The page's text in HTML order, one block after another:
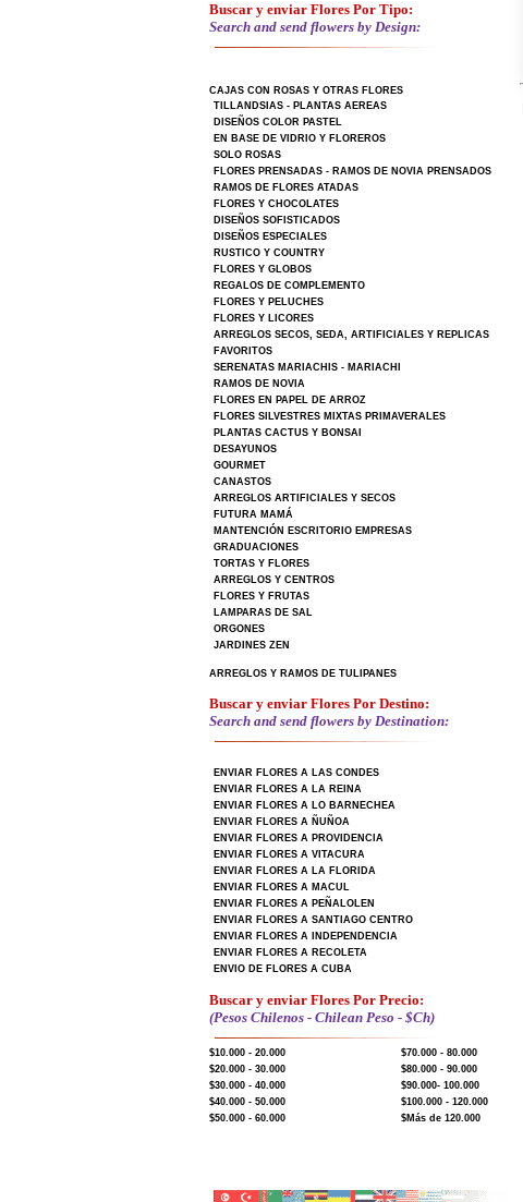
Buscar y enviar Flores Por Tipo:
Search and send flowers by Design:
CAJAS CON ROSAS Y OTRAS FLORES
TILLANDSIAS - PLANTAS AEREAS
DISEÑOS COLOR PASTEL
EN BASE DE VIDRIO Y FLOREROS
SOLO ROSAS
FLORES PRENSADAS - RAMOS DE NOVIA PRENSADOS
RAMOS DE FLORES ATADAS
FLORES Y CHOCOLATES
DISEÑOS SOFISTICADOS
DISEÑOS ESPECIALES
RUSTICO Y COUNTRY
FLORES Y GLOBOS
REGALOS DE COMPLEMENTO
FLORES Y PELUCHES
FLORES Y LICORES
ARREGLOS SECOS, SEDA, ARTIFICIALES Y REPLICAS
FAVORITOS
SERENATAS MARIACHIS - MARIACHI
RAMOS DE NOVIA
FLORES EN PAPEL DE ARROZ
FLORES SILVESTRES MIXTAS PRIMAVERALES
PLANTAS CACTUS Y BONSAI
DESAYUNOS
GOURMET
CANASTOS
ARREGLOS ARTIFICIALES Y SECOS
FUTURA MAMÁ
MANTENCIÓN ESCRITORIO EMPRESAS
GRADUACIONES
TORTAS Y FLORES
ARREGLOS Y CENTROS
FLORES Y FRUTAS
LAMPARAS DE SAL
ORGONES
JARDINES ZEN
ARREGLOS Y RAMOS DE TULIPANES
Buscar y enviar Flores Por Destino:
Search and send flowers by Destination:
ENVIAR FLORES A LAS CONDES
ENVIAR FLORES A LA REINA
ENVIAR FLORES A LO BARNECHEA
ENVIAR FLORES A ÑUÑOA
ENVIAR FLORES A PROVIDENCIA
ENVIAR FLORES A VITACURA
ENVIAR FLORES A LA FLORIDA
ENVIAR FLORES A MACUL
ENVIAR FLORES A PEÑALOLEN
ENVIAR FLORES A SANTIAGO CENTRO
ENVIAR FLORES A INDEPENDENCIA
ENVIAR FLORES A RECOLETA
ENVIO DE FLORES A CUBA
Buscar y enviar Flores Por Precio:
(Pesos Chilenos - Chilean Peso - $Ch)
$10.000 - 20.000
$70.000 - 80.000
$20.000 - 30.000
$80.000 - 90.000
$30.000 - 40.000
$90.000- 100.000
$40.000 - 50.000
$100.000 - 120.000
$50.000 - 60.000
$Más de 120.000